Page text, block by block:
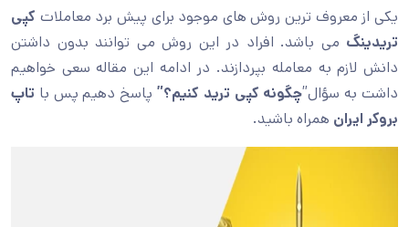
یکی از معروف ترین روش های موجود برای پیش برد معاملات کپی
تریدینگ می باشد. افراد در این روش می توانند بدون داشتن
دانش لازم به معامله بپردازند. در ادامه این مقاله سعی خواهیم
داشت به سؤال”چگونه کپی ترید کنیم؟” پاسخ دهیم پس با تاپ
بروکر ایران همراه باشید.